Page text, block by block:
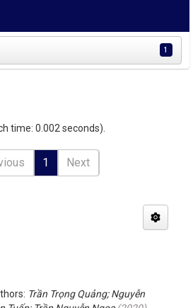
1
time: 0.002 seconds).
1 Next
Trần Trọng Quảng; Nguyễn